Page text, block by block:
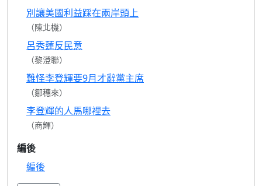
別讓美國利益踩在兩岸頭上
（陳北機）
呂秀蓮反民意
（黎澄聯）
難怪李登輝要9月才辭黨主席
（鄒穗來）
李登輝的人馬哪裡去
（商輝）
編後
編後